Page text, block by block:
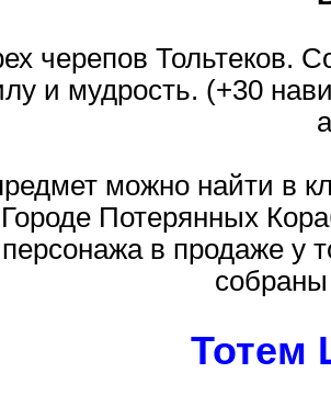
черепов Тольтеков.
и мудрость. (+30
можно найти в
Потерянных
в продаже у
Тотем